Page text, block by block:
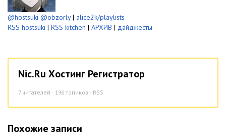
@hostsuki @obzorly| alice2k/playlists
RSS hostsuki | RSS kitchen | АРХИВ | дайджесты
Nic.Ru Хостинг Регистратор
7читателей · 196 топиков · RSS
Похожие записи